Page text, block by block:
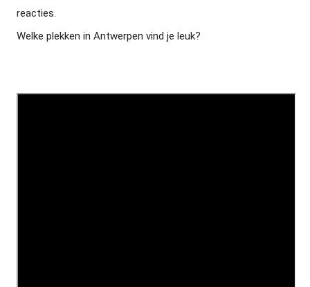
reacties.
Welke plekken in Antwerpen vind je leuk?